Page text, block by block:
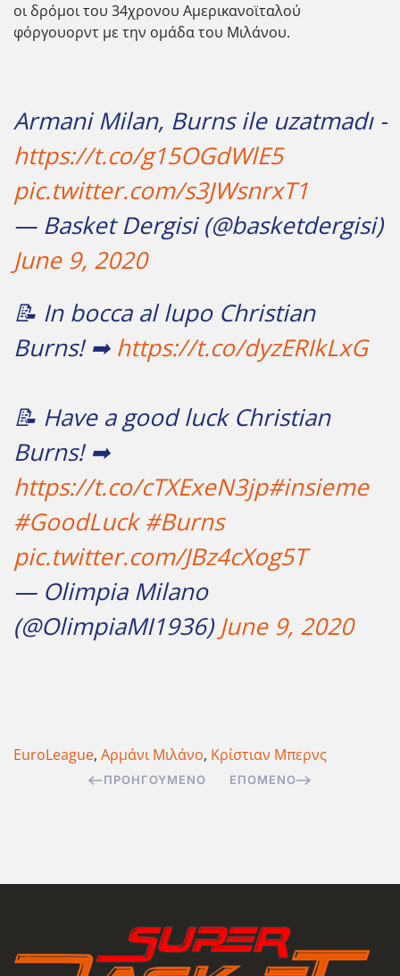
οι δρόμοι του 34χρονου Αμερικανοϊταλού
φόργουορντ με την ομάδα του Μιλάνου.
Armani Milan, Burns ile uzatmadı -
https://t.co/g15OGdWlE5
pic.twitter.com/s3JWsnrxT1
— Basket Dergisi (@basketdergisi)
June 9, 2020
📝 In bocca al lupo Christian
Burns! ➡ https://t.co/dyzERIkLxG
📝 Have a good luck Christian
Burns! ➡
https://t.co/cTXExeN3jp#insieme
#GoodLuck #Burns
pic.twitter.com/JBz4cXog5T
— Olimpia Milano
(@OlimpiaMI1936) June 9, 2020
EuroLeague, Αρμάνι Μιλάνο, Κρίστιαν Μπερνς
ΠΡΟΗΓΟΎΜΕΝΟ ΕΠΌΜΕΝΟ